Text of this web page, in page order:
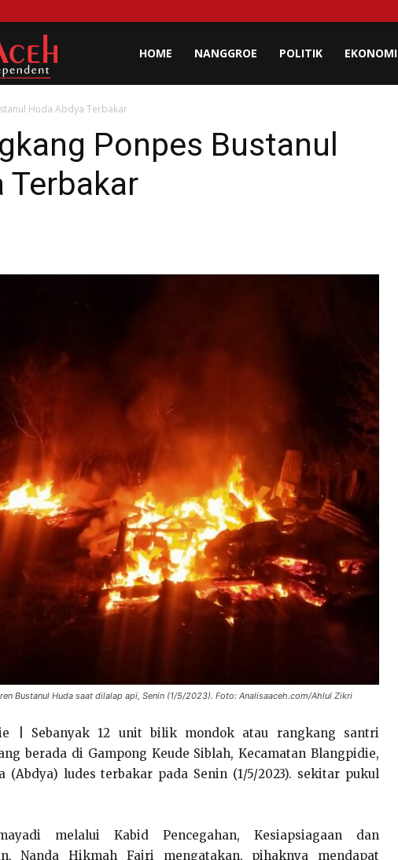
Aceh
HOME NANGGROE POLITIK EKONOMI
Huda Abdya Terbakar
Ponpes Bustanul
Terbakar
Bustanul Huda saat dilalap api, Senin (1/5/2023). Foto: Analisaaceh.com/Ahlul Zikri
| Sebanyak 12 unit bilik mondok atau rangkang santri
berada di Gampong Keude Siblah, Kecamatan Blangpidie,
(Abdya) ludes terbakar pada Senin (1/5/2023). sekitar pukul
melalui Kabid Pencegahan, Kesiapsiagaan dan
Nanda Hikmah Fajri mengatakan, pihaknya mendapat